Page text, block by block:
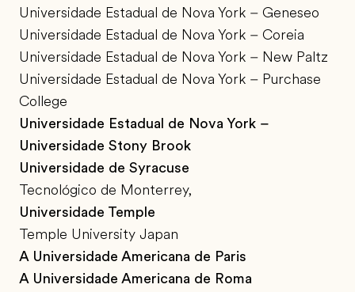
Universidade Estadual de Nova York – Geneseo
Universidade Estadual de Nova York – Coreia
Universidade Estadual de Nova York – New Paltz
Universidade Estadual de Nova York – Purchase
College
Universidade Estadual de Nova York –
Universidade Stony Brook
Universidade de Syracuse
Tecnológico de Monterrey,
Universidade Temple
Temple University Japan
A Universidade Americana de Paris
A Universidade Americana de Roma